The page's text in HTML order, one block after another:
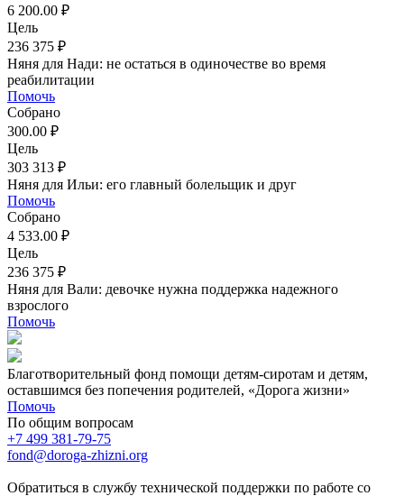
6 200.00 ₽
Цель
236 375 ₽
Няня для Нади: не остаться в одиночестве во время
реабилитации
Помочь
Собрано
300.00 ₽
Цель
303 313 ₽
Няня для Ильи: его главный болельщик и друг
Помочь
Собрано
4 533.00 ₽
Цель
236 375 ₽
Няня для Вали: девочке нужна поддержка надежного
взрослого
Помочь
Благотворительный фонд помощи детям-сиротам и детям,
оставшимся без попечения родителей, «Дорога жизни»
Помочь
По общим вопросам
+7 499 381-79-75
fond@doroga-zhizni.org
Обратиться в службу технической поддержки по работе со